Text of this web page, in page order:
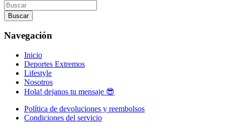
Buscar
Navegación
Inicio
Deportes Extremos
Lifestyle
Nosotros
Hola! dejanos tu mensaje 😎
Política de devoluciones y reembolsos
Condiciones del servicio